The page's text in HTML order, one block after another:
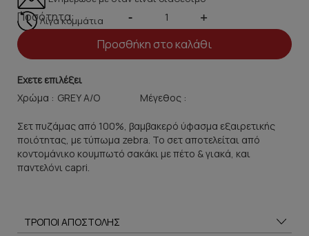
Λίγα κομμάτια
Ποσότητα: - +
Προσθήκη στο καλάθι
Εχετε επιλέξει
Χρώμα :
Μέγεθος :
Σετ πυζάμας από 100%, βαμβακερό ύφασμα εξαιρετικής
ποιότητας, με τύπωμα zebra. Το σετ αποτελείται από
κοντομάνικο κουμπωτό σακάκι με πέτο & γιακά, και
παντελόνι capri.
ΤΡΟΠΟΙ ΑΠΟΣΤΟΛΗΣ